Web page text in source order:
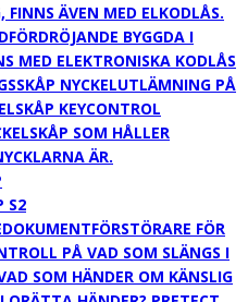
FINNS ÄVEN MED ELKODLÅS.
BYGGDA I
MED ELEKTRONISKA KODLÅS
NYCKELUTLÄMNING PÅ
KEYCONTROL
SOM HÅLLER
ÄR.
S2
DOKUMENTFÖRSTÖRARE FÖR
PÅ VAD SOM SLÄNGS I
SOM HÄNDER OM KÄNSLIG